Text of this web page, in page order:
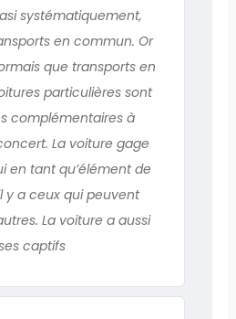
systématiquement,
en commun. Or
que transports en
particulières sont
complémentaires à
La voiture gage
en tant qu’élément de
y a ceux qui peuvent
La voiture a aussi
captifs